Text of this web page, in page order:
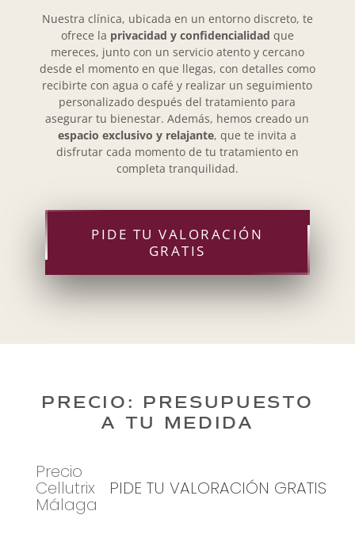
Nuestra clínica, ubicada en un entorno discreto, te
ofrece la privacidad y confidencialidad que
mereces, junto con un servicio atento y cercano
desde el momento en que llegas, con detalles como
recibirte con agua o café y realizar un seguimiento
personalizado después del tratamiento para
asegurar tu bienestar. Además, hemos creado un
espacio exclusivo y relajante, que te invita a
disfrutar cada momento de tu tratamiento en
completa tranquilidad.
PIDE TU VALORACIÓN
GRATIS
PRECIO: PRESUPUESTO
A TU MEDIDA
Precio
Cellutrix
Málaga
PIDE TU VALORACIÓN GRATIS